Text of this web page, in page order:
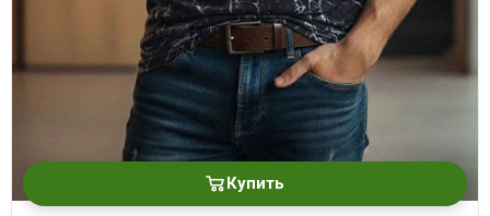
Купить